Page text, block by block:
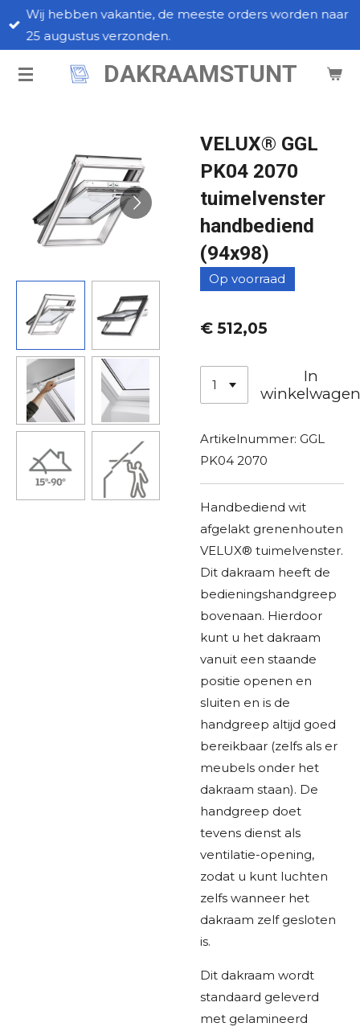
Ga
direct
de
DAKRAAMSTUNT
Wij hebben vakantie, de meeste orders worden naar
25 augustus verzonden.
VELUX® GGL
PK04 2070
tuimelvenster
handbediend
(94x98)
Op voorraad
€ 512,05
In
Artikelnummer: GGL
PK04 2070
Handbediend wit
afgelakt grenenhouten
VELUX® tuimelvenster.
Dit dakraam heeft de
bedieningshandgreep
bovenaan. Hierdoor
kunt u het dakraam
vanuit een staande
positie openen en
sluiten en is de
handgreep altijd goed
bereikbaar (zelfs als er
meubels onder het
dakraam staan). De
handgreep doet
tevens dienst als
ventilatie-opening,
zodat u kunt luchten
zelfs wanneer het
dakraam zelf gesloten
is.
Dit dakraam wordt
standaard geleverd
met gelamineerd